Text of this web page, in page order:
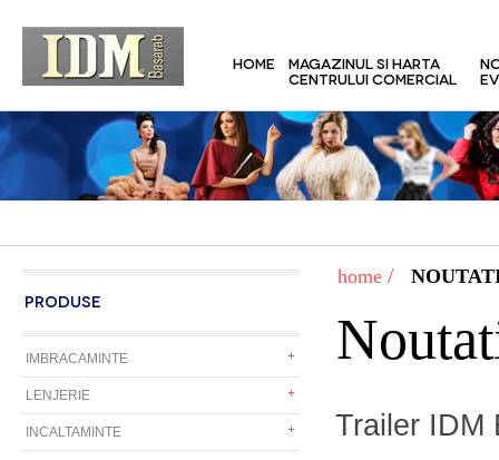
HOME
MAGAZINUL SI HARTA
CENTRULUI COMERCIAL
PRODUSE
IMBRACAMINTE
LENJERIE
INCALTAMINTE
home /
Trailer IDM